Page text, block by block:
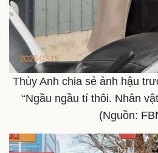
Thùy Anh chia sẻ ảnh hậu
“Ngầu ngầu tí thôi. Nhân
(Nguồn: